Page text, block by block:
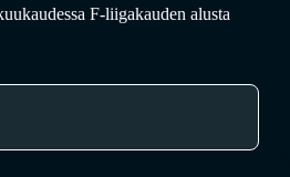
F-liigakauden alusta